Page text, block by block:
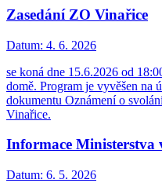
Zasedání ZO Vinařice
Datum: 4. 6. 2026
se koná dne 15.6.2026 od
domě. Program je vyvěšen na
dokumentu Oznámení o
Vinařice.
Informace Ministerstva
Datum: 6. 5. 2026